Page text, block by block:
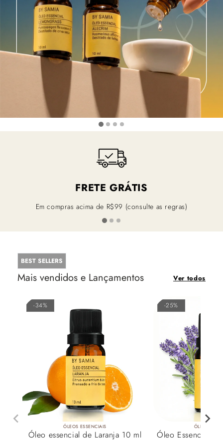
FRETE GRÁTIS
Em compras acima de R$99 (consulte as regras)
BEST SELLERS
Mais vendidos e Lançamentos Ver todos
-34%
ÓLEOS ESSENCIAIS
Óleo essencial de Laranja 10 ml
-25%
ÓLEOS
Óleo Essencial